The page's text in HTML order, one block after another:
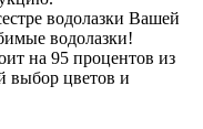
водолазки Вашей
водолазки!
на 95 процентов из
выбор цветов и